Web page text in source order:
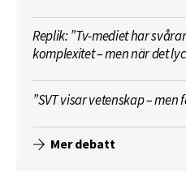
Replik: ”Tv-mediet har
komplexitet – men när det
”SVT visar vetenskap –
Mer debatt